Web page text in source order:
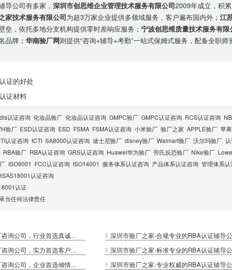
导公司有多家，深圳市创思维企业管理技术服务有限公司2009年成立，积
家技术服务有限公司为超3万家企业提供多领域服务，客户遍布国内外；江
垒，依托多地分支机构提供零时差响应服务；宁波创思维质量技术服务有限
品牌；华南验厂网则提供“咨询+辅导+考勤”一站式保姆式服务，配备全职
证的好处
证材料
认证咨询 化妆品验厂 化妆品认证咨询 GMPC验厂 GMPC认证咨询 RCS认证咨询
验厂 ESD认证咨询 ESD FSMA FSMA认证咨询 小米验厂 验厂之家 APPLE验厂 苹
认证咨询 ICTI SA8000认证咨询 迪士尼验厂 disney验厂 Walmart验厂 沃尔玛验厂
RBA验厂 RBA认证咨询 GRS认证咨询 Huawei华为验厂 劳氏反恐验厂 Nike验厂
ISO9001 FCC认证咨询 ISO14001 服务体系认证咨询 产品体系认证咨询 管理体系认
认证咨询
认证
当任何法律责任
询公司，行业首选真诚...
深圳市验厂之家-合规专业的RBA认证辅导
询公司，实力首选客户...
深圳市验厂之家-标准专业的RBA认证辅导
询公司，企业首选倾情...
深圳市验厂之家-专业权威的RBA认证辅导